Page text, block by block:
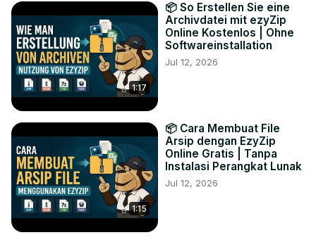
1:17
📦 So Erstellen Sie eine
Archivdatei mit ezyZip
Online Kostenlos | Ohne
Softwareinstallation
Jul 12, 2026
1:15
📦 Cara Membuat File
Arsip dengan EzyZip
Online Gratis | Tanpa
Instalasi Perangkat Lunak
Jul 12, 2026